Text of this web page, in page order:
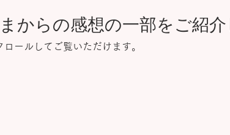
からの感想の一部をご紹介
ロールしてご覧いただけます。